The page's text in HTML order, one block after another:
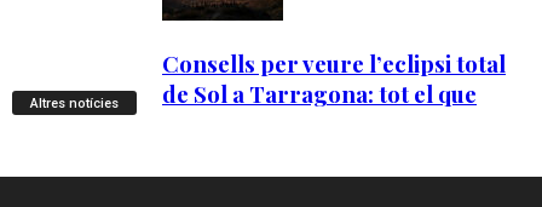
Altres notícies